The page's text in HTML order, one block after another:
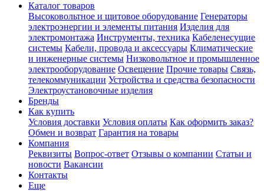
Каталог товаров
Высоковольтное и щитовое оборудование Генераторы
электроэнергии и элементы питания Изделия для
электромонтажа Инструменты, техника Кабеленесущие
системы Кабели, провода и аксессуары Климатические
и инженерные системы Низковольтное и промышленное
электрооборудование Освещение Прочие товары Связь,
телекоммуникации Устройства и средства безопасности
Электроустановочные изделия
Бренды
Как купить
Условия доставки Условия оплаты Как оформить заказ?
Обмен и возврат Гарантия на товары
Компания
Реквизиты Вопрос-ответ Отзывы о компании Статьи и
новости Вакансии
Контакты
Еще